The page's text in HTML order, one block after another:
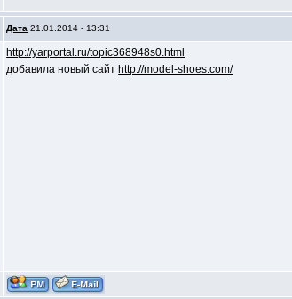
Дата 21.01.2014 - 13:31
http://yarportal.ru/topic368948s0.html
добавила новый сайт http://model-shoes.com/